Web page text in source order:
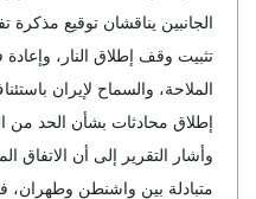
تثبيت وقف إطلاق النار،
الملاحة، والسماح لإيران
إطلاق محادثات بشأن الحد من
وأشار التقرير إلى أن الاتفاق
متبادلة بين واشنطن وطهران،